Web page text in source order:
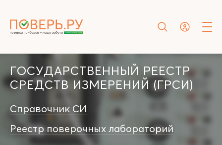
ГОСУДАРСТВЕННЫЙ РЕЕСТР
СРЕДСТВ ИЗМЕРЕНИЙ (ГРСИ)
Справочник СИ
Реестр поверочных лабораторий